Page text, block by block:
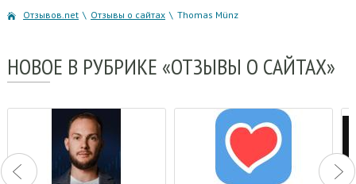
Отзывов.net \ Отзывы о сайтах \ Thomas Münz
НОВОЕ В РУБРИКЕ «ОТЗЫВЫ О САЙТАХ»